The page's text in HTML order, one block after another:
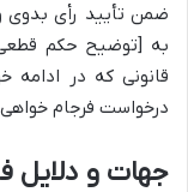
ضمن تأیید رأی بدوی
به [توضیح حکم
قانونی که در ادامه
درخواست فرجام
جهات و دلایل